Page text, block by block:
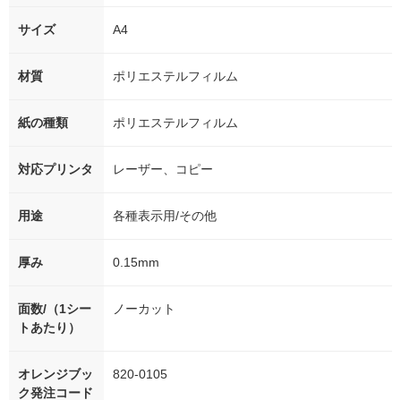
サイズ A4
材質 ポリエステルフィルム
紙の種類 ポリエステルフィルム
対応プリンタ レーザー、コピー
用途 各種表示用/その他
厚み 0.15mm
面数/（1シー
トあたり）
ノーカット
オレンジブッ
ク発注コード
820-0105